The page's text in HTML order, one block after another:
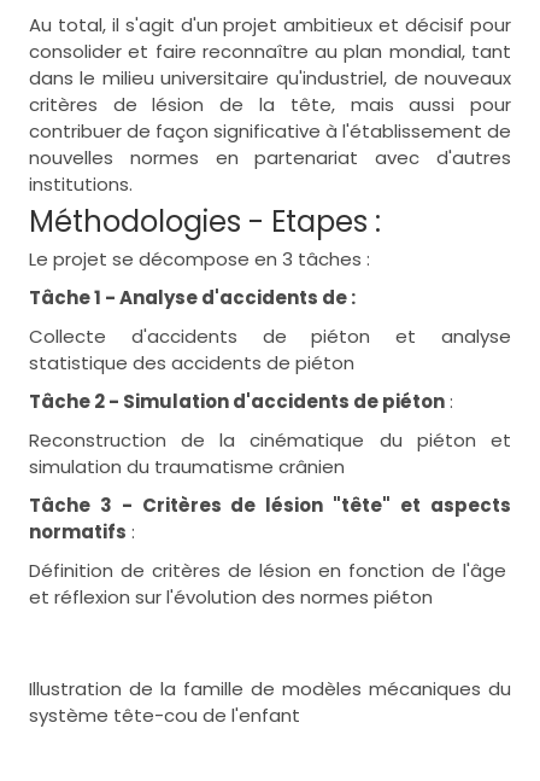
Au total, il s'agit d'un projet ambitieux et décisif pour
consolider et faire reconnaître au plan mondial, tant
dans le milieu universitaire qu'industriel, de nouveaux
critères de lésion de la tête, mais aussi pour
contribuer de façon significative à l'établissement de
nouvelles normes en partenariat avec d'autres
institutions.
Méthodologies - Etapes :
Le projet se décompose en 3 tâches :
Tâche 1 - Analyse d'accidents de :
Collecte d'accidents de piéton et analyse
statistique des accidents de piéton
Tâche 2 - Simulation d'accidents de piéton:
Reconstruction de la cinématique du piéton et
simulation du traumatisme crânien
Tâche 3 - Critères de lésion "tête" et aspects
normatifs :
Définition de critères de lésion en fonction de l'âge
et réflexion sur l'évolution des normes piéton
Illustration de la famille de modèles mécaniques du
système tête-cou de l'enfant